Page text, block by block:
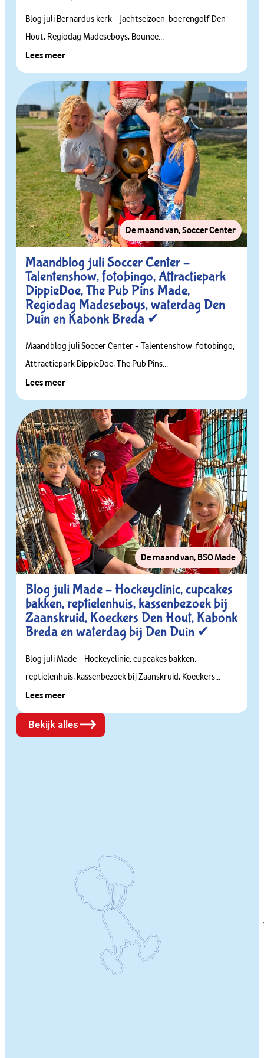
Blog juli Bernardus kerk – Jachtseizoen, boerengolf Den
Hout, Regiodag Madeseboys, Bounce...
Lees meer
De maand van,Soccer Center
Maandblog juli Soccer Center –
Talentenshow, fotobingo, Attractiepark
DippieDoe, The Pub Pins Made,
Regiodag Madeseboys, waterdag Den
Duin en Kabonk Breda ✔
Maandblog juli Soccer Center – Talentenshow, fotobingo,
Attractiepark DippieDoe, The Pub Pins...
Lees meer
De maand van, BSO Made
Blog juli Made – Hockeyclinic, cupcakes
bakken, reptielenhuis, kassenbezoek bij
Zaanskruid, Koeckers Den Hout, Kabonk
Breda en waterdag bij Den Duin ✔
Blog juli Made – Hockeyclinic, cupcakes bakken,
reptielenhuis, kassenbezoek bij Zaanskruid, Koeckers...
Lees meer
Bekijk alles